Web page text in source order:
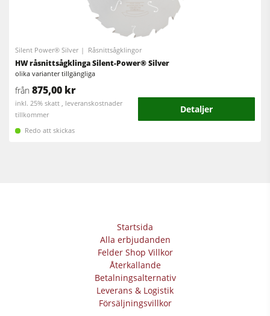
Renluftsaggregat & utsugsenheter
Verkstadsutrustning
F4Solutions mjukvara
Automatisering & materialhantering
Projektledning
Silent Power® Silver Råsnittsågklingor
HW råsnittsågklinga Silent-Power® Silver
olika varianter tillgängliga
från 875,00 kr
inkl. 25% skatt , leveranskostnader
tillkommer
Detaljer
Redo att skickas
Startsida
Alla erbjudanden
Felder Shop Villkor
Återkallande
Betalningsalternativ
Leverans & Logistik
Försäljningsvillkor